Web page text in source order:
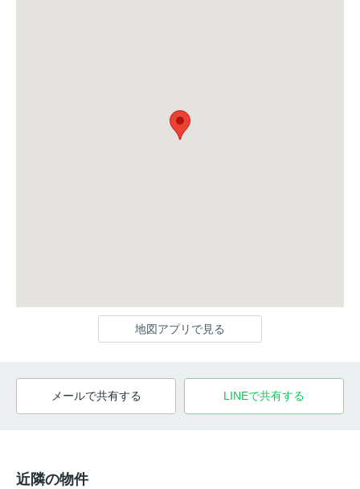
地図アプリで見る
メールで共有する LINEで共有する
近隣の物件